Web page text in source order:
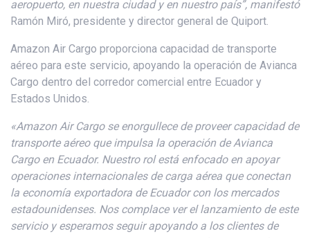
aeropuerto, en nuestra ciudad y en nuestro país”, manifestó
Ramón Miró, presidente y director general de Quiport.
Amazon Air Cargo proporciona capacidad de transporte
aéreo para este servicio, apoyando la operación de Avianca
Cargo dentro del corredor comercial entre Ecuador y
Estados Unidos.
«Amazon Air Cargo se enorgullece de proveer capacidad de
transporte aéreo que impulsa la operación de Avianca
Cargo en Ecuador. Nuestro rol está enfocado en apoyar
operaciones internacionales de carga aérea que conectan
la economía exportadora de Ecuador con los mercados
estadounidenses. Nos complace ver el lanzamiento de este
servicio y esperamos seguir apoyando a los clientes de